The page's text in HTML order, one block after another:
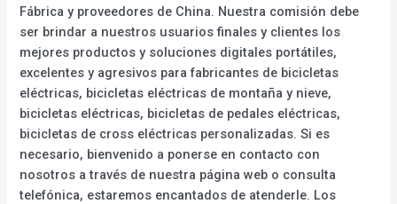
Fábrica y proveedores de China. Nuestra comisión debe
ser brindar a nuestros usuarios finales y clientes los
mejores productos y soluciones digitales portátiles,
excelentes y agresivos para fabricantes de bicicletas
eléctricas, bicicletas eléctricas de montaña y nieve,
bicicletas eléctricas, bicicletas de pedales eléctricas,
bicicletas de cross eléctricas personalizadas. Si es
necesario, bienvenido a ponerse en contacto con
nosotros a través de nuestra página web o consulta
telefónica, estaremos encantados de atenderle. Los